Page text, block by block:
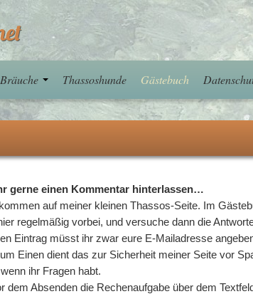
Thassoshunde Gästebuch
gerne einen Kommentar hinterlassen…
auf meiner kleinen Thassos-Seite. Im
regelmäßig vorbei, und versuche dann die
Eintrag müsst ihr zwar eure E-Mailadresse
Einen dient das zur Sicherheit meiner Seite vor
ihr Fragen habt.
dem Absenden die Rechenaufgabe über dem